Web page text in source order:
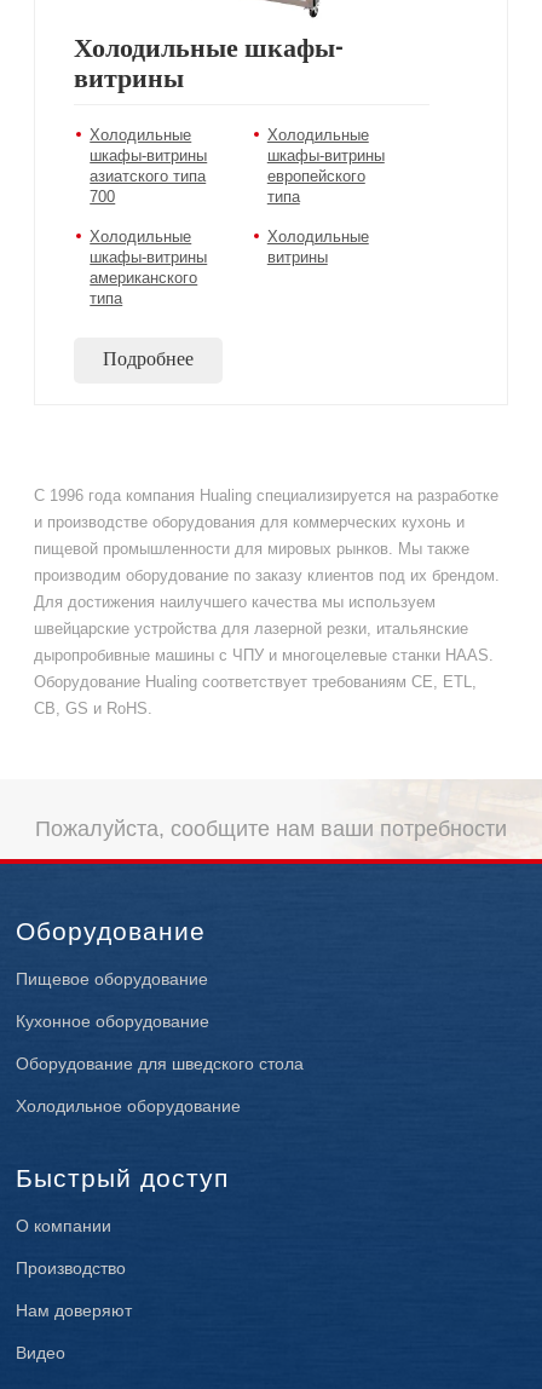
Холодильные шкафы-
витрины
Холодильные
шкафы-витрины
азиатского типа
700
Холодильные
шкафы-витрины
европейского
типа
Холодильные
шкафы-витрины
американского
типа
Холодильные
витрины
Подробнее
С 1996 года компания Hualing специализируется на разработке
и производстве оборудования для коммерческих кухонь и
пищевой промышленности для мировых рынков. Мы также
производим оборудование по заказу клиентов под их брендом.
Для достижения наилучшего качества мы используем
швейцарские устройства для лазерной резки, итальянские
дыропробивные машины с ЧПУ и многоцелевые станки HAAS.
Оборудование Hualing соответствует требованиям CE, ETL,
CB, GS и RoHS.
Пожалуйста, сообщите нам ваши потребности
Оборудование
Пищевое оборудование
Кухонное оборудование
Оборудование для шведского стола
Холодильное оборудование
Быстрый доступ
О компании
Производство
Нам доверяют
Видео